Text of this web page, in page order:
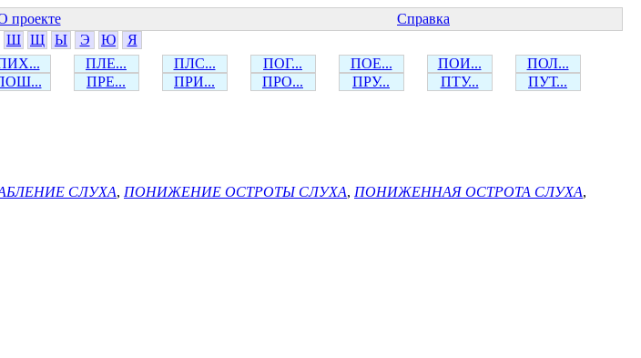
проекте
Справка
Ш Щ Ы Э Ю
Я
ПЛЕ... ПЛС... ПОГ... ПОЕ... ПОИ...
ПОЛ...
ПРЕ... ПРИ... ПРО... ПРУ... ПТУ... ПУТ...
СЛУХА, ПОНИЖЕНИЕ ОСТРОТЫ СЛУХА, ПОНИЖЕННАЯ ОСТРОТА СЛУХА,